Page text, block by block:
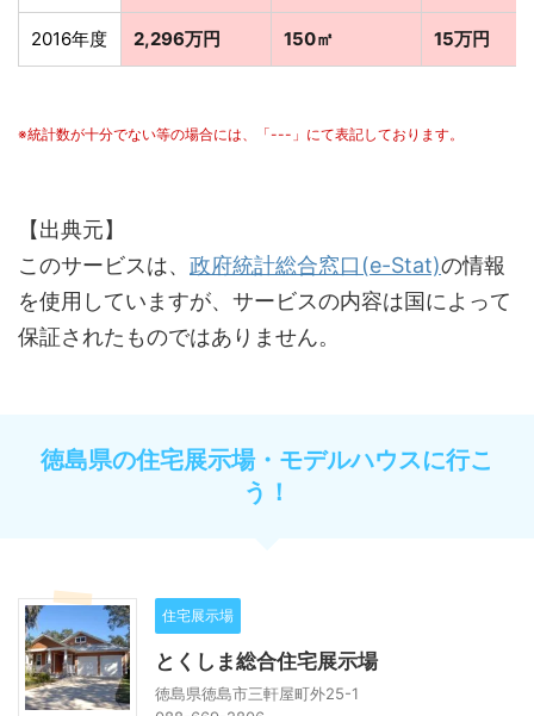
2016年度 2,296万円 150㎡ 15万円
※統計数が十分でない等の場合には、「---」にて表記しております。
【出典元】
このサービスは、 政府統計総合窓口(e-Stat)の情報
を使用していますが、サービスの内容は国によって
保証されたものではありません。
徳島県の住宅展示場・モデルハウスに行こ
う！
住宅展示場
とくしま総合住宅展示場
徳島県徳島市三軒屋町外25-1